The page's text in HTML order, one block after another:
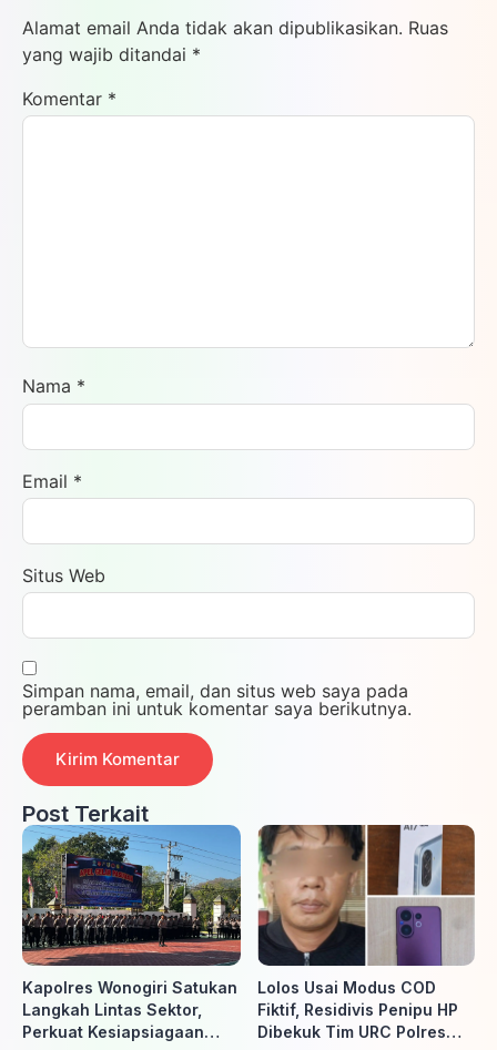
Alamat email Anda tidak akan dipublikasikan. Ruas
yang wajib ditandai *
Komentar *
Nama *
Email *
Situs Web
Simpan nama, email, dan situs web saya pada
peramban ini untuk komentar saya berikutnya.
Post Terkait
Kapolres Wonogiri Satukan
Langkah Lintas Sektor,
Perkuat Kesiapsiagaan
Lolos Usai Modus COD
Fiktif, Residivis Penipu HP
Dibekuk Tim URC Polres